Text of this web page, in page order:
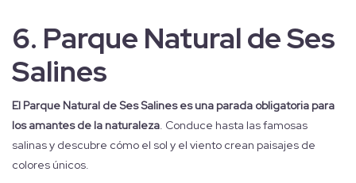
6. Parque Natural de Ses
Salines
El Parque Natural de Ses Salines es una parada obligatoria para
los amantes de la naturaleza. Conduce hasta las famosas
salinas y descubre cómo el sol y el viento crean paisajes de
colores únicos.